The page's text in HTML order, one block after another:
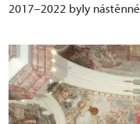
2017–2022 byly